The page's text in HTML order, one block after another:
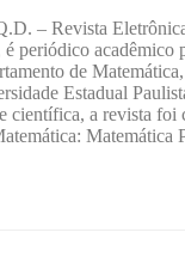
– Revista
é periódico acadêmico
de
Estadual
científica, a revista
Matemática